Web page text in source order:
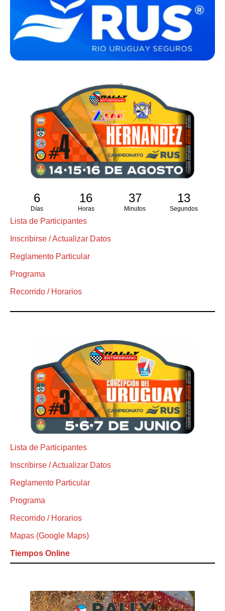
6
Días
16
Horas
37
Minutos
12
Segundos
Lista de Participantes
Inscribirse / Actualizar Datos
Reglamento Particular
Programa
Recorrido / Horarios
Lista de Participantes
Inscribirse / Actualizar Datos
Reglamento Particular
Programa
Recorrido / Horarios
Mapas (Google Maps)
Tiempos Online